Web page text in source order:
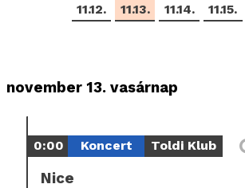
11.12.
11.13. 11.14. 11.15.
november 13. vasárnap
0:00 Koncert Toldi Klub
Nice